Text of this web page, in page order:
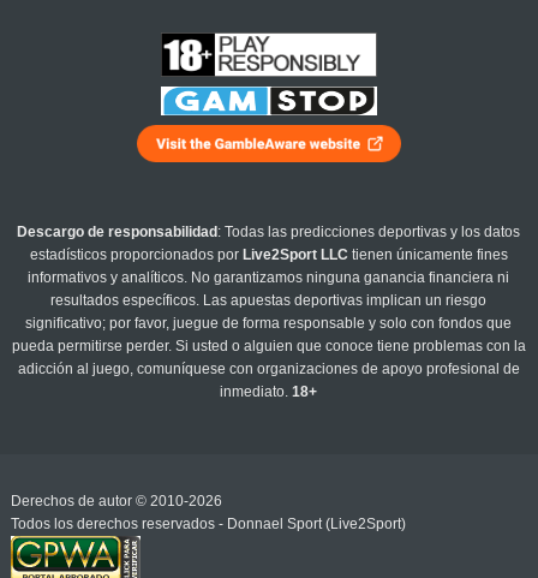
Descargo de responsabilidad : Todas las predicciones deportivas y los datos
estadísticos proporcionados por Live2Sport LLC tienen únicamente fines
informativos y analíticos. No garantizamos ninguna ganancia financiera ni
resultados específicos. Las apuestas deportivas implican un riesgo
significativo; por favor, juegue de forma responsable y solo con fondos que
pueda permitirse perder. Si usted o alguien que conoce tiene problemas con la
adicción al juego, comuníquese con organizaciones de apoyo profesional de
inmediato.18+
Derechos de autor © 2010-2026
Todos los derechos reservados - Donnael Sport (Live2Sport)